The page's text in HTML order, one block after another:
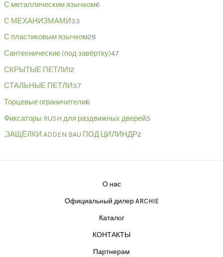
С металлическим язычком6
С МЕХАНИЗМАМИ33
С пластиковым язычком28
Сантехнические (под завёртку)47
СКРЫТЫЕ ПЕТЛИ12
СТАЛЬНЫЕ ПЕТЛИ37
Торцевые ограничители6
Фиксаторы RUSH для раздвижных дверей3
,ЗАЩЁЛКИ ADDEN BAU ПОД ЦИЛИНДР2
О нас
Официальный дилер ARCHIE
Каталог
КОНТАКТЫ
Партнерам